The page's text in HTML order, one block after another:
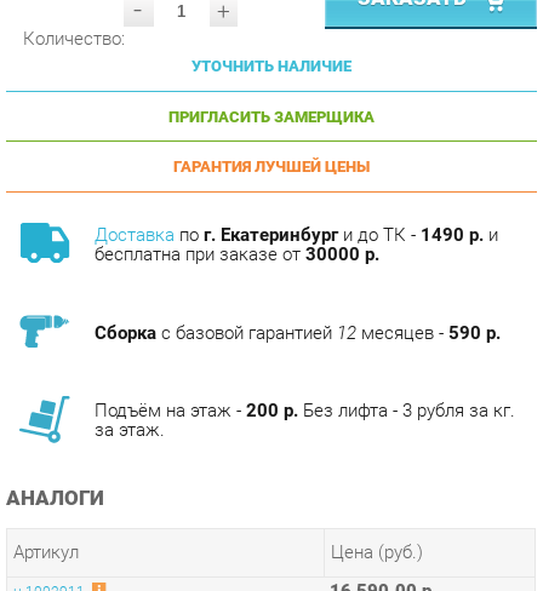
УТОЧНИТЬ НАЛИЧИЕ
ПРИГЛАСИТЬ ЗАМЕРЩИКА
ГАРАНТИЯ ЛУЧШЕЙ ЦЕНЫ
по г. Екатеринбурги до ТК -
бесплатна при заказе от30000 р.
Подъём на этаж - 200 р. Без лифта - 3 рубля за кг.
АНАЛОГИ
u-1002912 16 590.00 р.